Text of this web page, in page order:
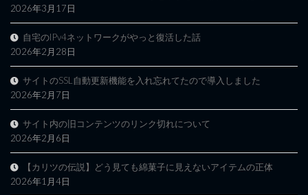
2026年3月17日
自宅のIPv4ネットワークがやっと復活した話
2026年2月28日
サイトのSSL自動更新機能を入れ忘れてたので導入しました
2026年2月7日
サイト内の旧コンテンツのリンク切れについて
2026年2月6日
【カリツの伝説】どう見ても綿菓子に見えないアイテムの正体
2026年1月4日